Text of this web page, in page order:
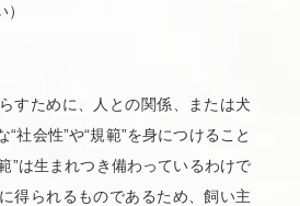
すために、人との関係、または犬
社会性”や“規範”を身につけること
”は生まれつき備わっているわけで
得られるものであるため、飼い主